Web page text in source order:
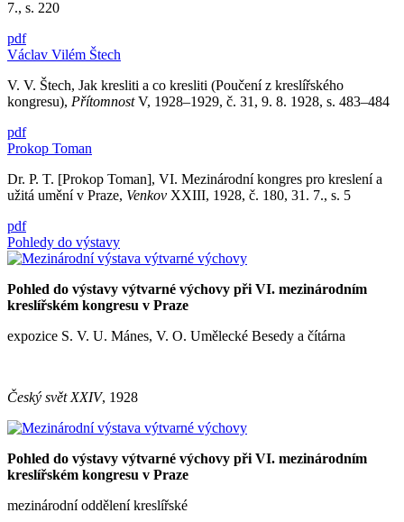
7., s. 220
pdf
Václav Vilém Štech
V. V. Štech, Jak kresliti a co kresliti (Poučení z kreslířského
kongresu), PřítomnostV, 1928–1929, č. 31, 9. 8. 1928, s. 483–484
pdf
Prokop Toman
Dr. P. T. [Prokop Toman], VI. Mezinárodní kongres pro kreslení a
užitá umění v Praze, Venkov XXIII, 1928, č. 180, 31. 7., s. 5
pdf
Pohledy do výstavy
Pohled do výstavy výtvarné výchovy při VI. mezinárodním
kreslířském kongresu v Praze
expozice S. V. U. Mánes, V. O. Umělecké Besedy a čítárna
Český svět XXIV, 1928
Pohled do výstavy výtvarné výchovy při VI. mezinárodním
kreslířském kongresu v Praze
mezinárodní oddělení kreslířské